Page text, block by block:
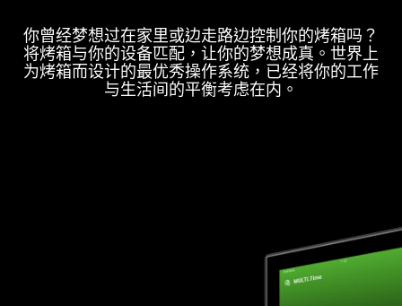
你曾经梦想过在家里或边走路边控制你的烤箱吗？
将烤箱与你的设备匹配，让你的梦想成真。世界上
为烤箱而设计的最优秀操作系统，已经将你的工作
与生活间的平衡考虑在内。